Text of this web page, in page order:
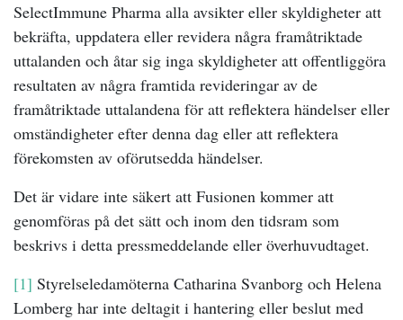
SelectImmune Pharma alla avsikter eller skyldigheter att
bekräfta, uppdatera eller revidera några framåtriktade
uttalanden och åtar sig inga skyldigheter att offentliggöra
resultaten av några framtida revideringar av de
framåtriktade uttalandena för att reflektera händelser eller
omständigheter efter denna dag eller att reflektera
förekomsten av oförutsedda händelser.
Det är vidare inte säkert att Fusionen kommer att
genomföras på det sätt och inom den tidsram som
beskrivs i detta pressmeddelande eller överhuvudtaget.
[1] Styrelseledamöterna Catharina Svanborg och Helena
Lomberg har inte deltagit i hantering eller beslut med